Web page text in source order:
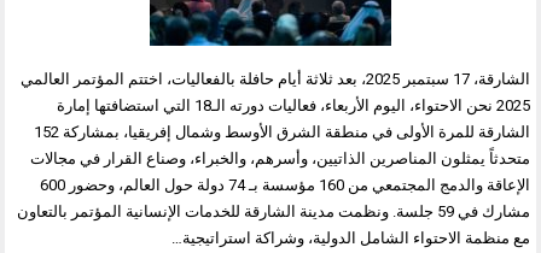
الشارقة، 17 سبتمبر 2025، بعد ثلاثة أيام حافلة بالفعاليات، اختتم المؤتمر العالمي
2025 نحن الاحتواء، اليوم الأربعاء، فعاليات دورته الـ18 التي استضافتها إمارة
الشارقة للمرة الأولى في منطقة الشرق الأوسط وشمال إفريقيا، بمشاركة 152
متحدثاً يمثلون المناصرين الذاتيين، وأسرهم، والخبراء، وصناع القرار في مجالات
الإعاقة والدمج المجتمعي من 160 مؤسسة بـ 74 دولة حول العالم، وحضور 600
مشارك في 59 جلسة. ونظمت مدينة الشارقة للخدمات الإنسانية المؤتمر بالتعاون
مع منظمة الاحتواء الشامل الدولية، وشراكة استراتيجية…